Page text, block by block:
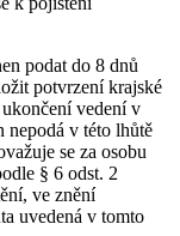
podat do 8 dnů
potvrzení krajské
vedení v
nepodá v této lhůtě
se za osobu
§ 6 odst. 2
ve znění
uvedená v tomto